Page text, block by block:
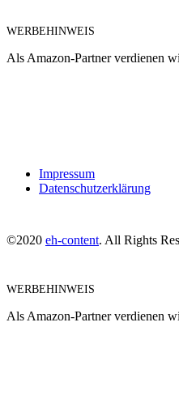
WERBEHINWEIS
Als Amazon-Partner verdienen
Impressum
Datenschutzerklärung
©2020 eh-content. All Rights
WERBEHINWEIS
Als Amazon-Partner verdienen